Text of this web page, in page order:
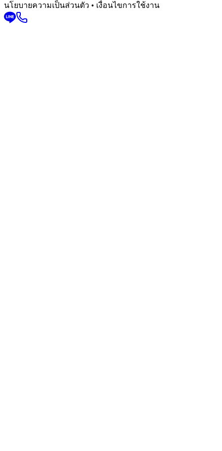
นโยบายความเป็นส่วนตัว • เงื่อนไขการใช้งาน